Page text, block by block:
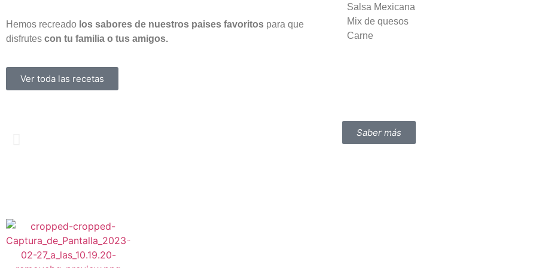
Hemos recreado los sabores de nuestros paises favoritos para que
disfrutes con tu familia o tus amigos.
Ver toda las recetas
Salsa Mexicana
Mix de quesos
Carne
Saber más
Pacerla B1-B2, Parque tecnoalimentaria, Carretera de